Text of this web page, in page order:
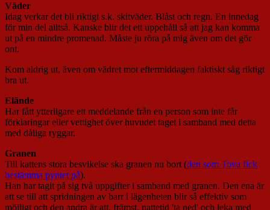
Väder
Idag verkar det bli riktigt s.k. skitväder. Blåst och regn. En innedag
för min del alltså. Kanske blir det ett uppehåll så att jag kan komma
ut på en mindre promenad. Måste ju röra på mig även om det gör
ont.
Kom aldrig ut, även om vädret mot eftermiddagen faktiskt såg riktigt
bra ut.
Elände
Har fått ytterligare ett meddelande från en person som inte får
förklaringar eller vettighet över huvudet taget i samband med detta
med dåliga ryggar.
Granen
Till kattens stora besvikelse ska granen nu bort (den som Tova fick
bestämma pyntet på).
Han har tagit på sig två uppgifter i samband med granen. Den ena är
att se till att spridningen av barr i lägenheten blir så effektiv som
möjligt och den andra är att, främst, nattetid 'ta ned' och leka med